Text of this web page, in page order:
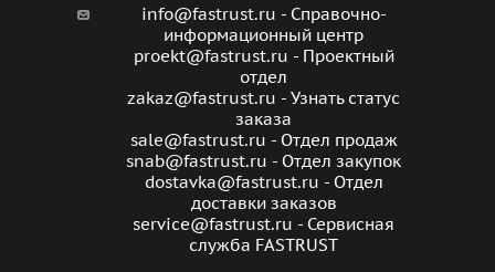
info@fastrust.ru - Справочно-
информационный центр
proekt@fastrust.ru - Проектный
отдел
zakaz@fastrust.ru - Узнать статус
заказа
sale@fastrust.ru - Отдел продаж
snab@fastrust.ru - Отдел закупок
dostavka@fastrust.ru - Отдел
доставки заказов
service@fastrust.ru - Сервисная
служба FASTRUST